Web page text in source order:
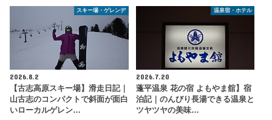
スキー場・ゲレンデ
2026.8.2
【古志高原スキー場】滑走日記｜
山古志のコンパクトで斜面が面白
いローカルゲレン…
温泉宿・ホテル
2026.7.20
蓬平温泉 花の宿 よもやま舘】宿
泊記｜のんびり長湯できる温泉と
ツヤツヤの美味…